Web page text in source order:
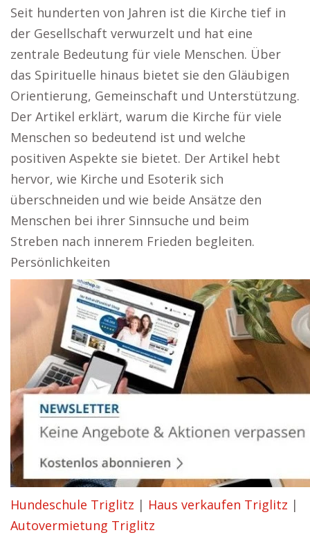
Seit hunderten von Jahren ist die Kirche tief in
der Gesellschaft verwurzelt und hat eine
zentrale Bedeutung für viele Menschen. Über
das Spirituelle hinaus bietet sie den Gläubigen
Orientierung, Gemeinschaft und Unterstützung.
Der Artikel erklärt, warum die Kirche für viele
Menschen so bedeutend ist und welche
positiven Aspekte sie bietet. Der Artikel hebt
hervor, wie Kirche und Esoterik sich
überschneiden und wie beide Ansätze den
Menschen bei ihrer Sinnsuche und beim
Streben nach innerem Frieden begleiten.
Persönlichkeiten
Hundeschule Triglitz | Haus verkaufen Triglitz |
Autovermietung Triglitz